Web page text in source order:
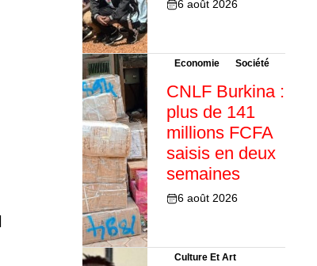
6 août 2026
Economie Société
CNLF Burkina :
plus de 141
millions FCFA
saisis en deux
semaines
6 août 2026
Culture Et Art